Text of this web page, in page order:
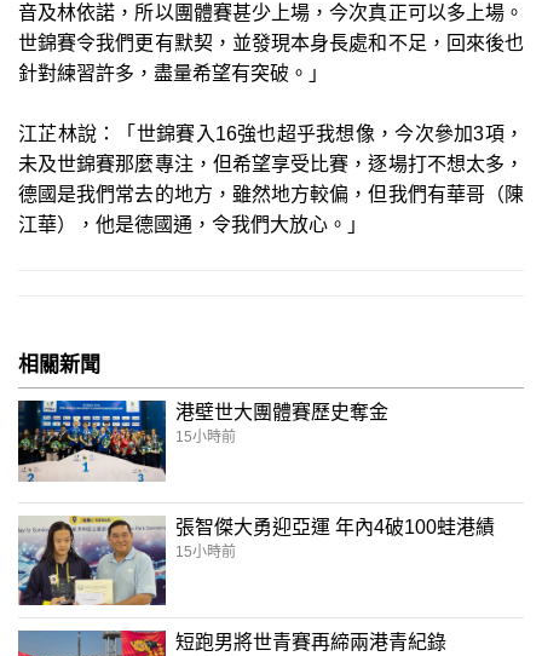
音及林依諾，所以團體賽甚少上場，今次真正可以多上場。
世錦賽令我們更有默契，並發現本身長處和不足，回來後也
針對練習許多，盡量希望有突破。」
江芷林說：「世錦賽入16強也超乎我想像，今次參加3項，
未及世錦賽那麼專注，但希望享受比賽，逐場打不想太多，
德國是我們常去的地方，雖然地方較偏，但我們有華哥（陳
江華），他是德國通，令我們大放心。」
相關新聞
港壁世大團體賽歷史奪金
15小時前
張智傑大勇迎亞運 年內4破100蛙港績
15小時前
短跑男將世青賽再締兩港青紀錄